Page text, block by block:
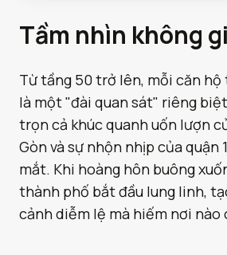
Tầm nhìn không
Từ tầng 50 trở lên, mỗi căn hộ
là một "đài quan sát" riêng
trọn cả khúc quanh uốn lượn
Gòn và sự nhộn nhịp của quận
mắt. Khi hoàng hôn buông
thành phố bắt đầu lung linh,
cảnh diễm lệ mà hiếm nơi nào